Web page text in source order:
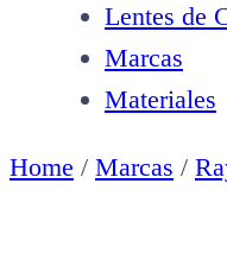
Lentes de
Marcas
Materiales
Home / Marcas /